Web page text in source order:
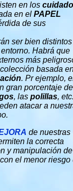
en los
en el PAPEL
de sus
ser bien distintos
Habrá que
más
basada
. Pr ejemplo,
gran porcentaje de
, las polillas,
atacar a
de nuestras
la correcta
y manipulación
el menor riesgo